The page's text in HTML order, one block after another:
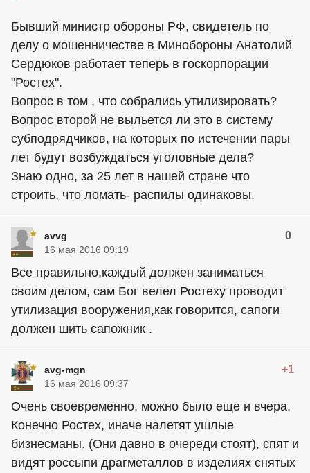
Бывший министр обороны РФ, свидетель по
делу о мошенничестве в Минобороны Анатолий
Сердюков работает теперь в госкорпорации
"Ростех".
Вопрос в том , что собрались утилизировать?
Вопрос второй не выльется ли это в систему
субподрядчиков, на которых по истечении пары
лет будут возбуждаться уголовные дела?
Знаю одно, за 25 лет в нашей стране что
строить, что ломать- распилы одинаковы.
avvg 0
16 мая 2016 09:19
Все правильно,каждый должен заниматься
своим делом, сам Бог велел Ростеху проводит
утилизация вооружения,как говорится, сапоги
должен шить сапожник .
avg-mgn +1
16 мая 2016 09:37
Очень своевременно, можно было еще и вчера.
Конечно Ростех, иначе налетят ушлые
бизнесманы. (Они давно в очереди стоят), спят и
видят россыпи драгметаллов в изделиях снятых